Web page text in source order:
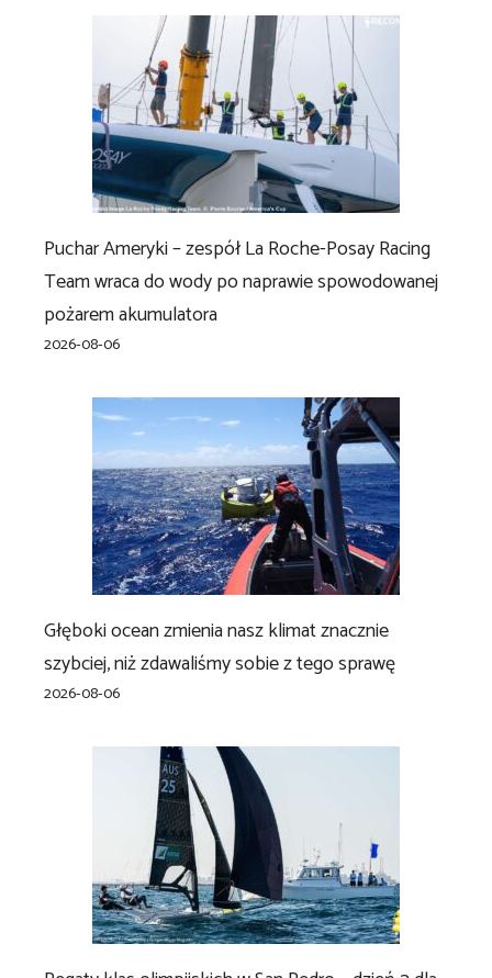
Puchar Ameryki – zespół La Roche-Posay Racing
Team wraca do wody po naprawie spowodowanej
pożarem akumulatora
2026-08-06
Głęboki ocean zmienia nasz klimat znacznie
szybciej, niż zdawaliśmy sobie z tego sprawę
2026-08-06